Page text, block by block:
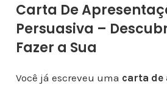
Carta De
Persuasiva –
Fazer a Sua
Você já escreveu uma carta de